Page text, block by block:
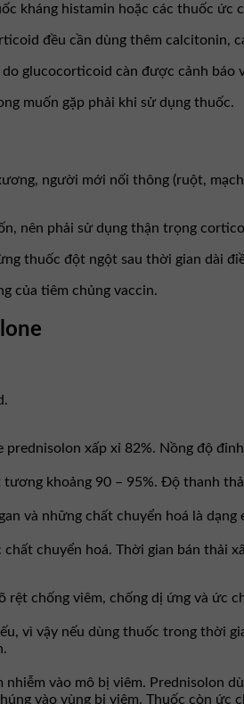
kháng histamin hoặc các thuốc
đều cần dùng thêm calcitonin,
glucocorticoid càn được cảnh báo
muốn gặp phải khi sử dụng thuốc.
người mới nối thông (ruột,
nên phải sử dụng thận trọng
thuốc đột ngột sau thời gian dài
của tiêm chủng vaccin.
prednisolon xấp xỉ 82%. Nồng độ
khoảng 90 – 95%. Độ thanh
và những chất chuyển hoá là
chuyển hoá. Thời gian bán thải
chống viêm, chống dị ứng và ức
vì vậy nếu dùng thuốc trong thời
vào mô bị viêm. Prednisolon
vào vùng bị viêm. Thuốc còn ức